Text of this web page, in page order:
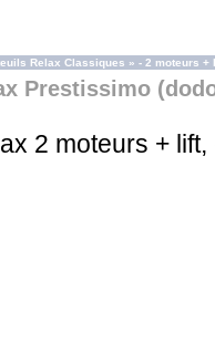
Relax Classiques » - 2 moteurs +
Prestissimo
2 moteurs +